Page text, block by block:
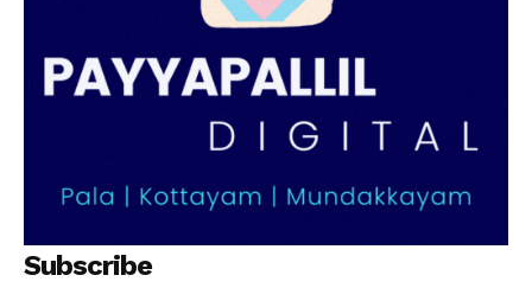
PALA VISION
Subscribe